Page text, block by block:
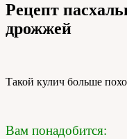
Рецепт
дрожжей
Такой кулич больше
Вам понадобится: